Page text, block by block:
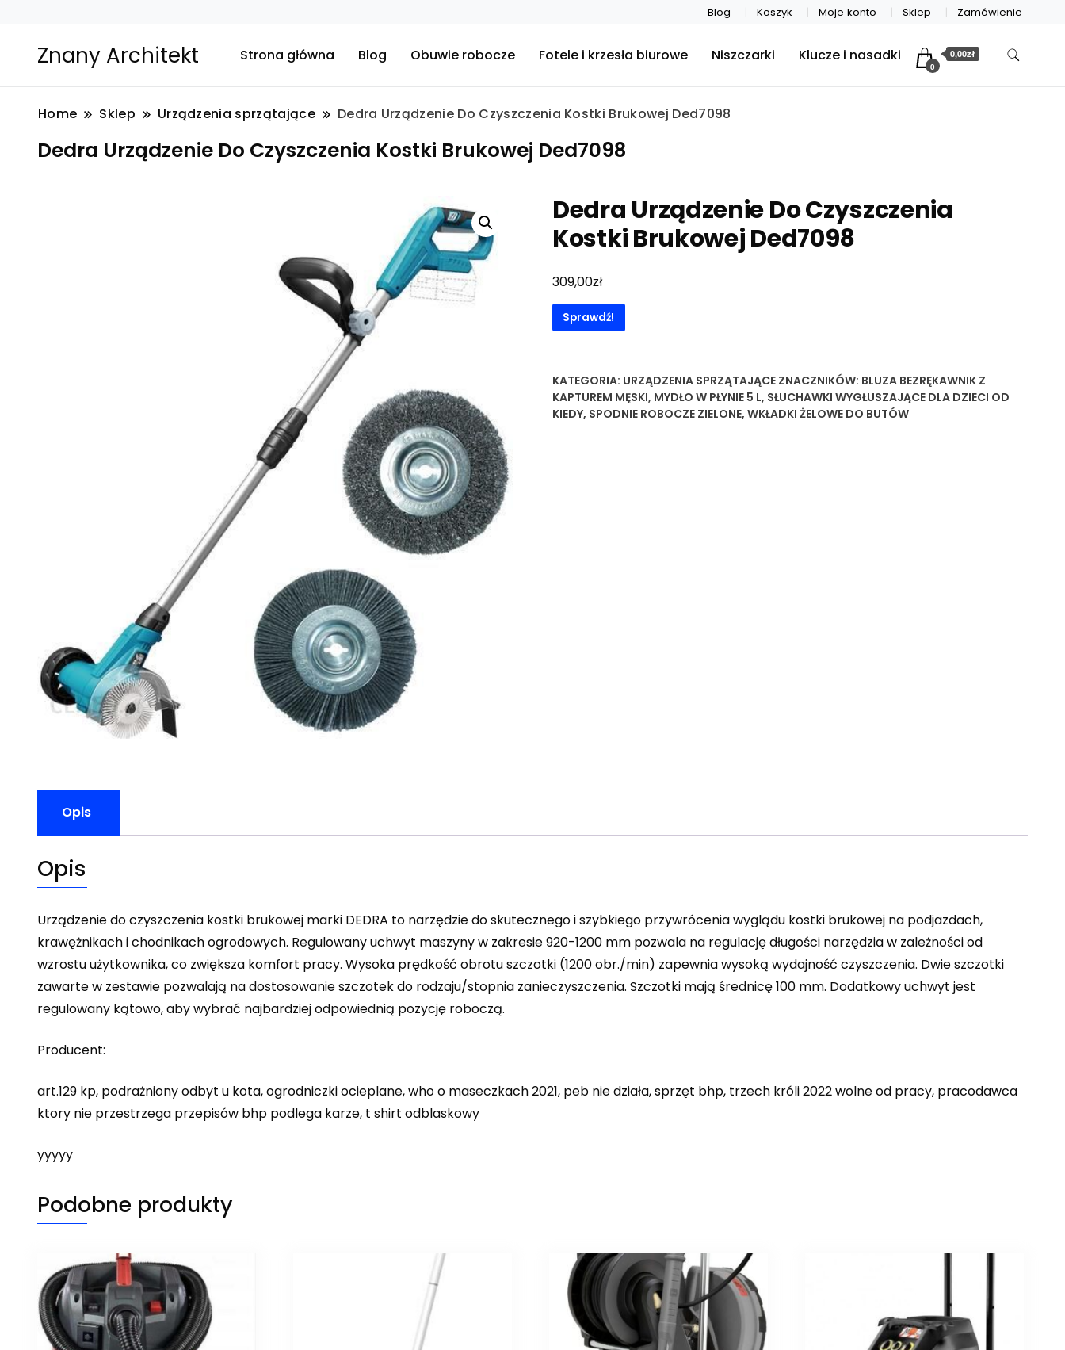
Blog Koszyk Moje konto Sklep Zamówienie
Znany Architekt Strona główna Blog Obuwie robocze Fotele i krzesła biurowe Niszczarki Klucze i nasadki
0
0,00zł
Home Sklep Urządzenia sprzątające Dedra Urządzenie Do Czyszczenia Kostki Brukowej Ded7098
Dedra Urządzenie Do Czyszczenia Kostki Brukowej Ded7098
Dedra Urządzenie Do Czyszczenia
Kostki Brukowej Ded7098
309,00zł
Sprawdź!
KATEGORIA: URZĄDZENIA SPRZĄTAJĄCE ZNACZNIKÓW: BLUZA BEZRĘKAWNIK Z
KAPTUREM MĘSKI, MYDŁO W PŁYNIE 5 L, SŁUCHAWKI WYGŁUSZAJĄCE DLA DZIECI OD
KIEDY, SPODNIE ROBOCZE ZIELONE, WKŁADKI ŻELOWE DO BUTÓW
Opis
Opis
Urządzenie do czyszczenia kostki brukowej marki DEDRA to narzędzie do skutecznego i szybkiego przywrócenia wyglądu kostki brukowej na podjazdach,
krawężnikach i chodnikach ogrodowych. Regulowany uchwyt maszyny w zakresie 920-1200 mm pozwala na regulację długości narzędzia w zależności od
wzrostu użytkownika, co zwiększa komfort pracy. Wysoka prędkość obrotu szczotki (1200 obr./min) zapewnia wysoką wydajność czyszczenia. Dwie szczotki
zawarte w zestawie pozwalają na dostosowanie szczotek do rodzaju/stopnia zanieczyszczenia. Szczotki mają średnicę 100 mm. Dodatkowy uchwyt jest
regulowany kątowo, aby wybrać najbardziej odpowiednią pozycję roboczą.
Producent:
art.129 kp, podrażniony odbyt u kota, ogrodniczki ocieplane, who o maseczkach 2021, peb nie działa, sprzęt bhp, trzech króli 2022 wolne od pracy, pracodawca
ktory nie przestrzega przepisów bhp podlega karze, t shirt odblaskowy
yyyyy
Podobne produkty